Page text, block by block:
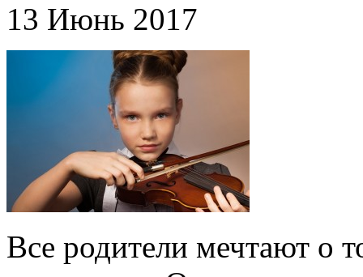
13 Июнь 2017
Все родители мечтают о